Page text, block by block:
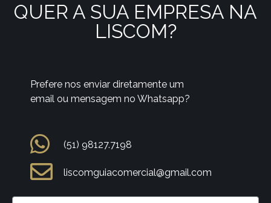
QUER A SUA EMPRESA NA
LISCOM?
Prefere nos enviar diretamente um
email ou mensagem no Whatsapp?
(51) 98127.7198
liscomguiacomercial@gmail.com